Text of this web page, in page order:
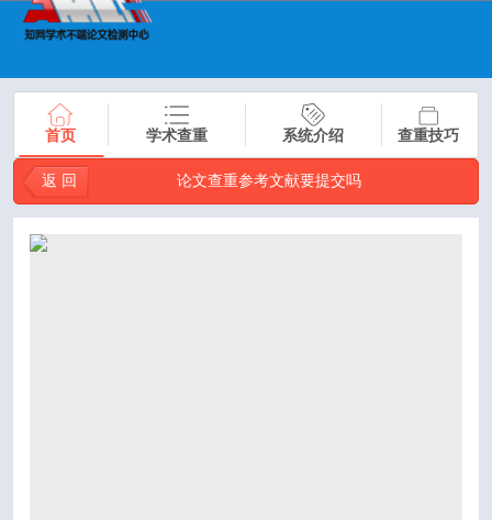
首页 学术查重 系统介绍 查重技巧
返 回 论文查重参考文献要提交吗